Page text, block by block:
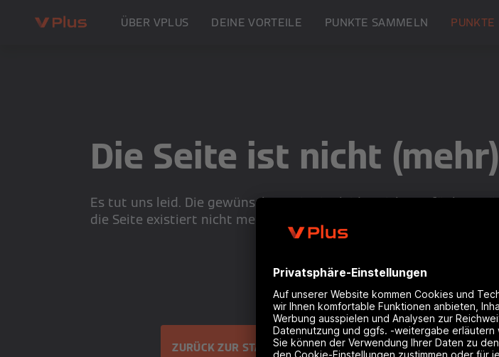
ÜBER VPLUS DEINE VORTEILE PUNKTE SAMMELN PUNKTE
Die Seite ist nicht
Es tut uns leid. Die gewünschte Seite ist leider nicht verfügbar.
die Seite existiert nicht mehr. Bitte überprüfe die eingegebene URL-
ZURÜCK ZUR STARTSEITE